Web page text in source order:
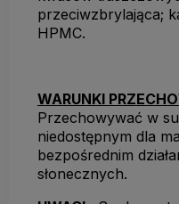
przeciwzbrylająca;
HPMC.
WARUNKI
Przechowywać w
niedostępnym dla
bezpośrednim
słonecznych.